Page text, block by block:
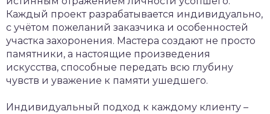
Каждый проект разрабатывается индивидуально,
с учётом пожеланий заказчика и особенностей
участка захоронения. Мастера создают не просто
памятники, а настоящие произведения
искусства, способные передать всю глубину
чувств и уважение к памяти ушедшего.
Индивидуальный подход к каждому клиенту –